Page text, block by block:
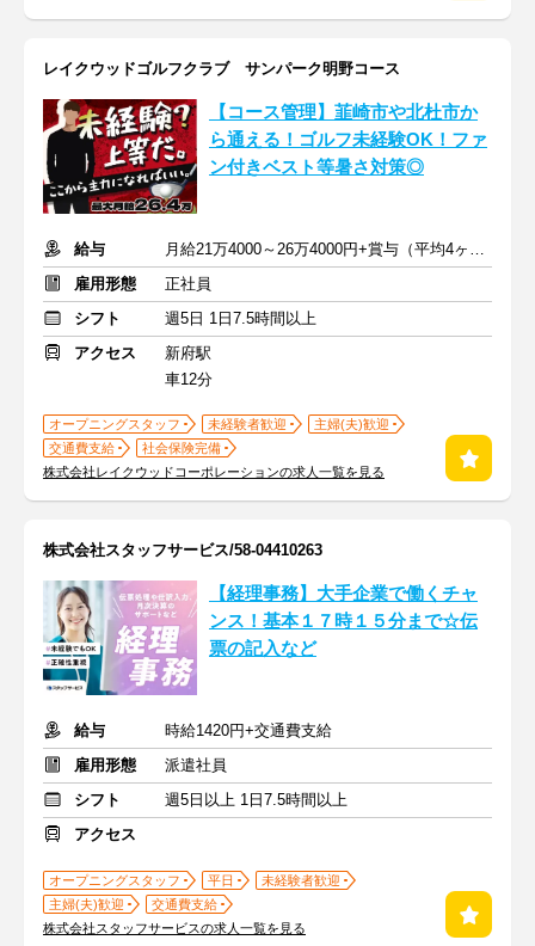
レイクウッドゴルフクラブ サンパーク明野コース
【コース管理】韮崎市や北杜市か
ら通える！ゴルフ未経験OK！ファ
ン付きベスト等暑さ対策◎
給与
月給21万4000～26万4000円+賞与（平均4ヶ月）＋交通費
雇用形態
正社員
シフト
週5日 1日7.5時間以上
アクセス
新府駅
車12分
オープニングスタッフ 未経験者歓迎
主婦(夫)歓迎
交通費支給
社会保険完備
株式会社レイクウッドコーポレーションの求人一覧を見る
株式会社スタッフサービス/58-04410263
【経理事務】大手企業で働くチャ
ンス！基本１７時１５分まで☆伝
票の記入など
給与
時給1420円+交通費支給
雇用形態
派遣社員
シフト
週5日以上 1日7.5時間以上
アクセス
オープニングスタッフ 平日
未経験者歓迎
主婦(夫)歓迎
交通費支給
株式会社スタッフサービスの求人一覧を見る